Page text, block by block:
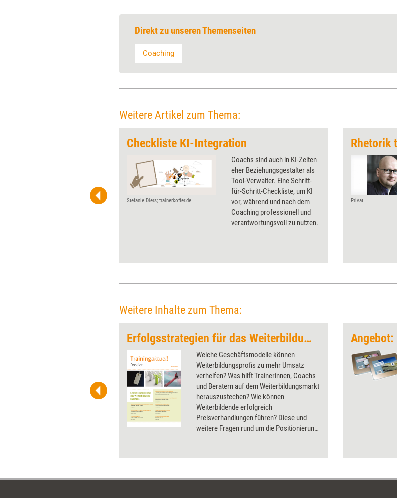
Direkt zu unseren Themenseiten
Coaching
Weitere Artikel zum Thema:
Beraterinnen und Coachs. Die
Checkliste KI-Integration
Stefanie Diers; trainerkoffer.de
Coachs sind auch in KI-Zeiten
eher Beziehungsgestalter als
Tool-Verwalter. Eine Schritt-
für-Schritt-Checkliste, um KI
vor, während und nach dem
Coaching professionell und
verantwortungsvoll zu nutzen.
Rhetorik
Privat
Weitere Inhalte zum Thema:
Erfolgsstrategien für das Weiterbildungsbusiness
Welche Geschäftsmodelle können
Weiterbildungsprofis zu mehr Umsatz
verhelfen? Was hilft Trainerinnen, Coachs
und Beratern auf dem Weiterbildungsmarkt
herauszustechen? Wie können
Weiterbildende erfolgreich
Preisverhandlungen führen? Diese und
weitere Fragen rund um die Positionierung
dieses Dossier.
Angebot: